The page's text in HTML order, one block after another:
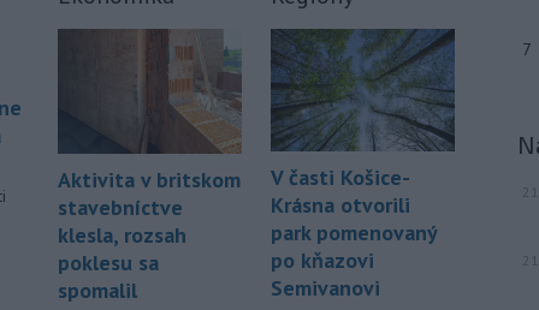
Aktivita v britskom
stavebníctve
klesla, rozsah
poklesu sa
spomalil
V časti Košice-
Krásna otvorili
park pomenovaný
po kňazovi
Semivanovi
7